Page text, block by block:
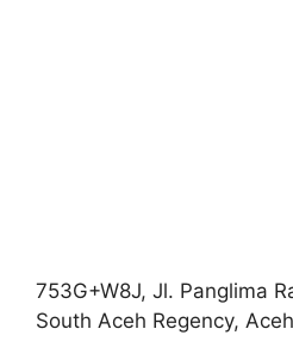
753G+W8J, Jl. Panglima
South Aceh Regency,